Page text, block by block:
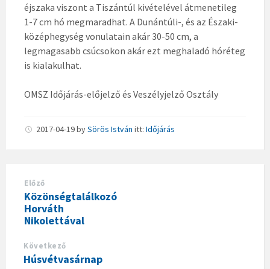
éjszaka viszont a Tiszántúl kivételével átmenetileg
1-7 cm hó megmaradhat. A Dunántúli-, és az Északi-
középhegység vonulatain akár 30-50 cm, a
legmagasabb csúcsokon akár ezt meghaladó hóréteg
is kialakulhat.
OMSZ Időjárás-előjelző és Veszélyjelző Osztály
2017-04-19bySörös István itt: Időjárás
Előző
Közönségtalálkozó
Horváth
Nikolettával
Következő
Húsvétvasárnap